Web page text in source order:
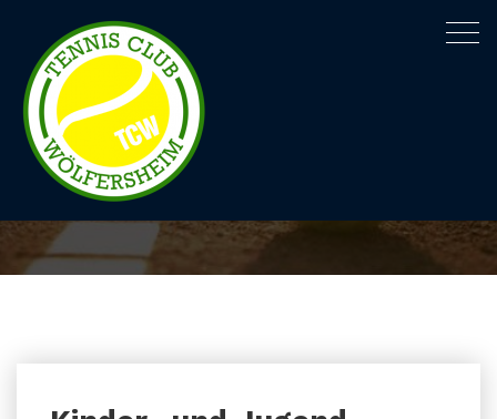
Kategorie Junioren
Startseite